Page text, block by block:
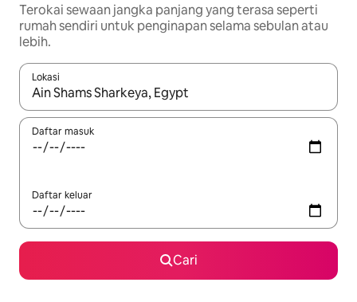
Terokai sewaan jangka panjang yang terasa seperti
rumah sendiri untuk penginapan selama sebulan atau
lebih.
Lokasi
Apabila hasil tersedia, navigasi dengan kekunci anak panah
Daftar masuk
Daftar keluar
Cari